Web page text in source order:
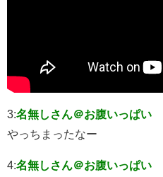
3:名無しさん＠お腹いっぱい
やっちまったなー
4:名無しさん＠お腹いっぱい